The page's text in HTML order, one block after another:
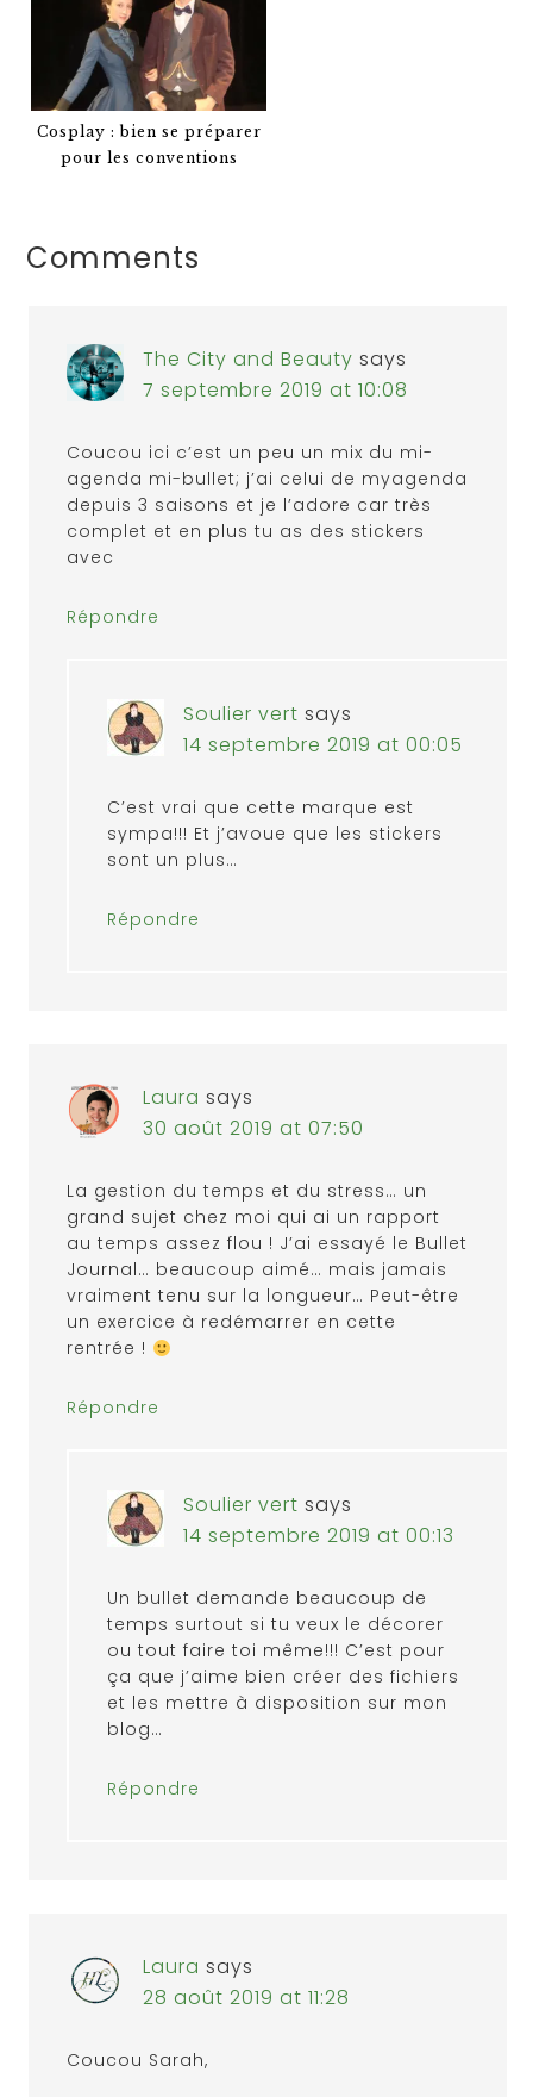
Cosplay : bien se préparer
pour les conventions
Comments
The City and Beauty says
7 septembre 2019 at 10:08
Coucou ici c’est un peu un mix du mi-
agenda mi-bullet; j’ai celui de myagenda
depuis 3 saisons et je l’adore car très
complet et en plus tu as des stickers
avec
Répondre
Soulier vert says
14 septembre 2019 at 00:05
C’est vrai que cette marque est
sympa!!! Et j’avoue que les stickers
sont un plus…
Répondre
Laura says
30 août 2019 at 07:50
La gestion du temps et du stress… un
grand sujet chez moi qui ai un rapport
au temps assez flou ! J’ai essayé le Bullet
Journal… beaucoup aimé… mais jamais
vraiment tenu sur la longueur… Peut-être
un exercice à redémarrer en cette
rentrée !
Répondre
Soulier vert says
14 septembre 2019 at 00:13
Un bullet demande beaucoup de
temps surtout si tu veux le décorer
ou tout faire toi même!!! C’est pour
ça que j’aime bien créer des fichiers
et les mettre à disposition sur mon
blog…
Répondre
Laura says
28 août 2019 at 11:28
Coucou Sarah,